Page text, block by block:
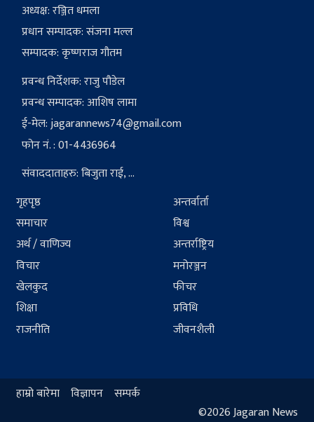
अध्यक्ष: रञ्जित धमला
प्रधान सम्पादक: संजना मल्ल
सम्पादक: कृष्णराज गौतम
प्रवन्ध निर्देशक: राजु पौडेल
प्रवन्ध सम्पादक: आशिष लामा
ई-मेल:jagarannews74@gmail.com
फोन नं. : 01-4436964
संवाददाताहरु: बिजुता राई, ...
गृहपृष्ठ
समाचार
अर्थ / वाणिज्य
विचार
खेलकुद
शिक्षा
राजनीति
अन्तर्वार्ता
विश्व
अन्तर्राष्ट्रिय
मनोरञ्जन
फीचर
प्रविधि
जीवनशैली
हाम्रो बारेमा विज्ञापन सम्पर्क
©2026 Jagaran News